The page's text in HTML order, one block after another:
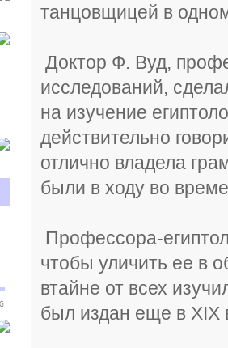
танцовщицей в
Доктор Ф. Вуд,
исследований,
на изучение
действительно
отлично владела
были в ходу во
Профессора-
чтобы уличить ее в
втайне от всех
был издан еще в XIX